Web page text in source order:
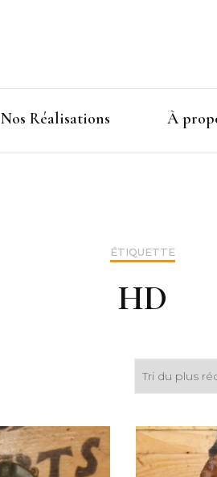
Nos Réalisations À
ÉTIQUETTE
HD